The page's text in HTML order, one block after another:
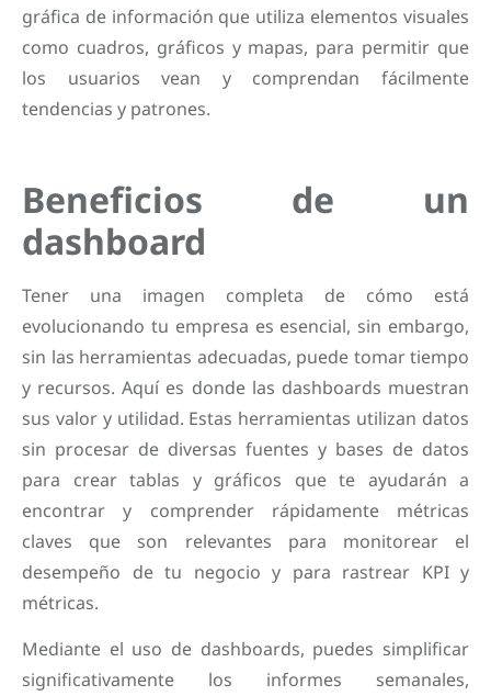
gráfica de información que utiliza elementos visuales
como cuadros, gráficos y mapas, para permitir que
los usuarios vean y comprendan fácilmente
tendencias y patrones.
Beneficios de un
dashboard
Tener una imagen completa de cómo está
evolucionando tu empresa es esencial, sin embargo,
sin las herramientas adecuadas, puede tomar tiempo
y recursos. Aquí es donde las dashboards muestran
sus valor y utilidad. Estas herramientas utilizan datos
sin procesar de diversas fuentes y bases de datos
para crear tablas y gráficos que te ayudarán a
encontrar y comprender rápidamente métricas
claves que son relevantes para monitorear el
desempeño de tu negocio y para rastrear KPI y
métricas.
Mediante el uso de dashboards, puedes simplificar
significativamente los informes semanales,